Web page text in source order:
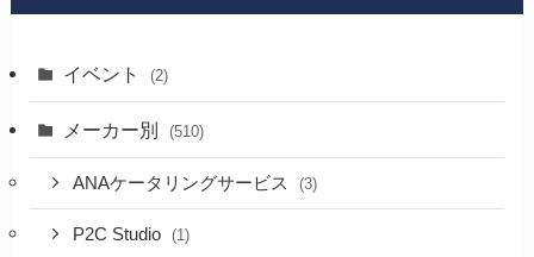
イベント (2)
メーカー別 (510)
ANAケータリングサービス (3)
P2C Studio (1)